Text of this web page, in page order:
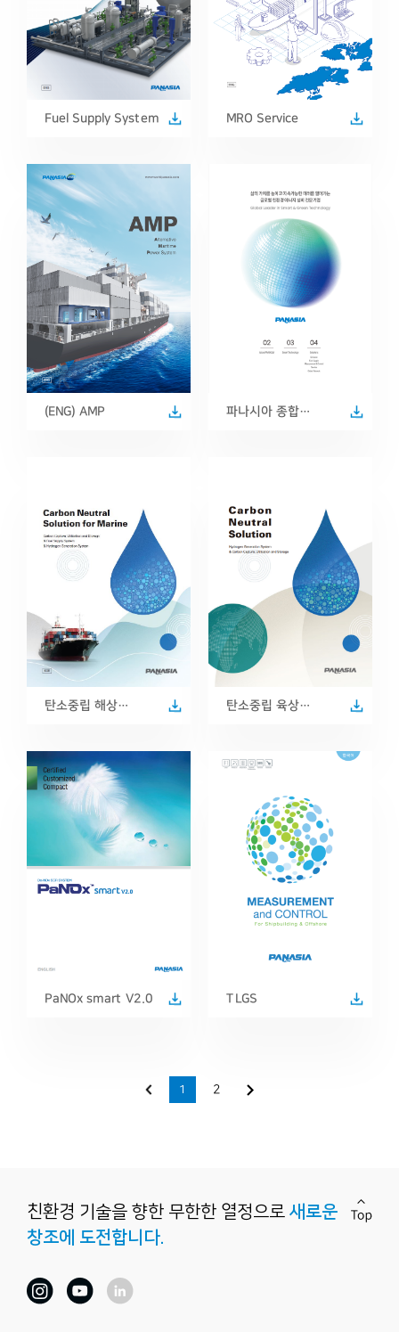
Fuel Supply System MRO Service
(ENG) AMP 파나시아 종합
탄소중립 해상 탄소중립 육상
PaNOx smart V2.0 TLGS
1 2
친환경 기술을 향한 무한한 열정으로 새로운
창조에 도전합니다.